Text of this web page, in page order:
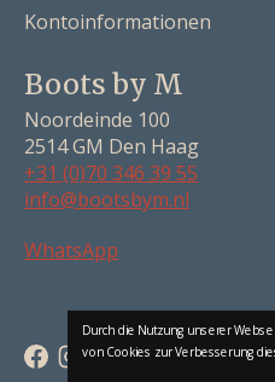
Kontoinformationen
Boots by M
Noordeinde 100
2514 GM Den Haag
+31 (0)70 346 39 55
info@bootsbym.nl
WhatsApp
Durch die Nutzung unserer
von Cookies zur Verbesserung